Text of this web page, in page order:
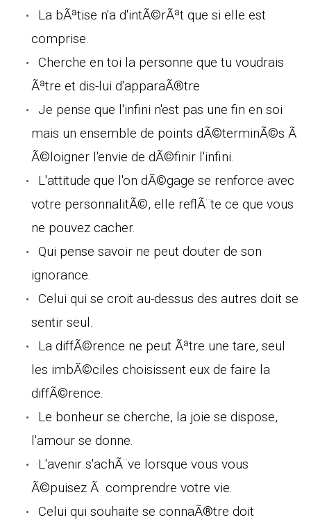
La bÃªtise n'a d'intÃ©rÃªt que si elle est
comprise.
Cherche en toi la personne que tu voudrais
Ãªtre et dis-lui d'apparaÃ®tre
Je pense que l'infini n'est pas une fin en soi
mais un ensemble de points dÃ©terminÃ©s Ã
Ã©loigner l'envie de dÃ©finir l'infini.
L'attitude que l'on dÃ©gage se renforce avec
votre personnalitÃ©, elle reflÃ¨te ce que vous
ne pouvez cacher.
Qui pense savoir ne peut douter de son
ignorance.
Celui qui se croit au-dessus des autres doit se
sentir seul.
La diffÃ©rence ne peut Ãªtre une tare, seul
les imbÃ©ciles choisissent eux de faire la
diffÃ©rence.
Le bonheur se cherche, la joie se dispose,
l'amour se donne.
L'avenir s'achÃ¨ve lorsque vous vous
Ã©puisez Ã comprendre votre vie.
Celui qui souhaite se connaÃ®tre doit